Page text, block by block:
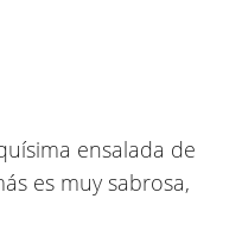
ensalada de
es muy sabrosa,